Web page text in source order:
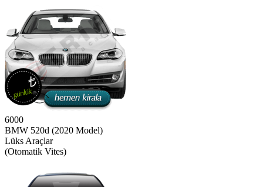
6000
BMW 520d (2020 Model)
Lüks Araçlar
(Otomatik Vites)